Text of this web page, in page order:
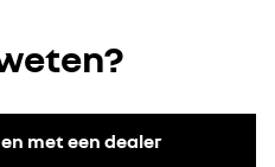
met een dealer